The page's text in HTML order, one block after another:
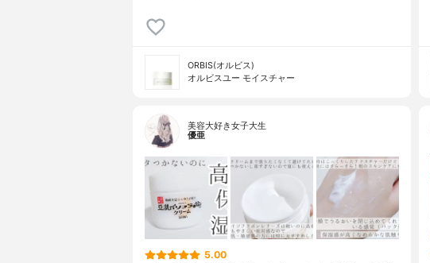
ORBIS(オルビス)
オルビスユー モイスチャー
美容大好き女子大生
優亜
5.00